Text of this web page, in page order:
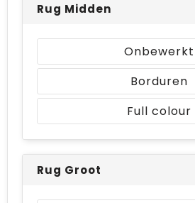
Rug Midden
Onbewerkt
Borduren
Full colour
Rug Groot